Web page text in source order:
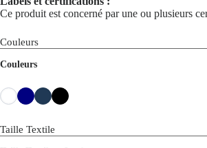
Ce produit est concerné par une ou plusieurs
Couleurs
Couleurs
Taille Textile